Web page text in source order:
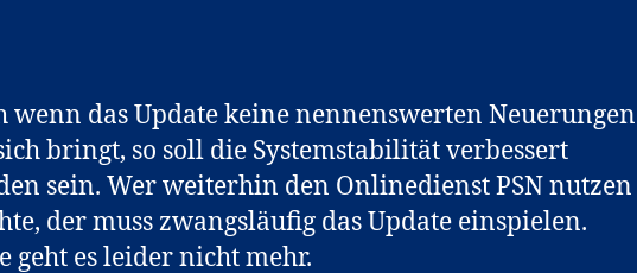
wenn das Update keine nennenswerten Neuerungen
bringt, so soll die Systemstabilität verbessert
sein. Wer weiterhin den Onlinedienst PSN nutzen
der muss zwangsläufig das Update einspielen.
geht es leider nicht mehr.